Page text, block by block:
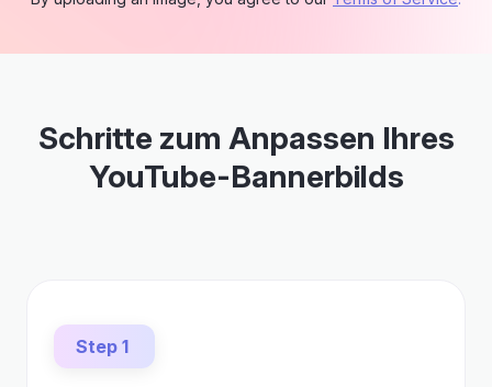
Schritte zum Anpassen Ihres
YouTube-Bannerbilds
Step 1